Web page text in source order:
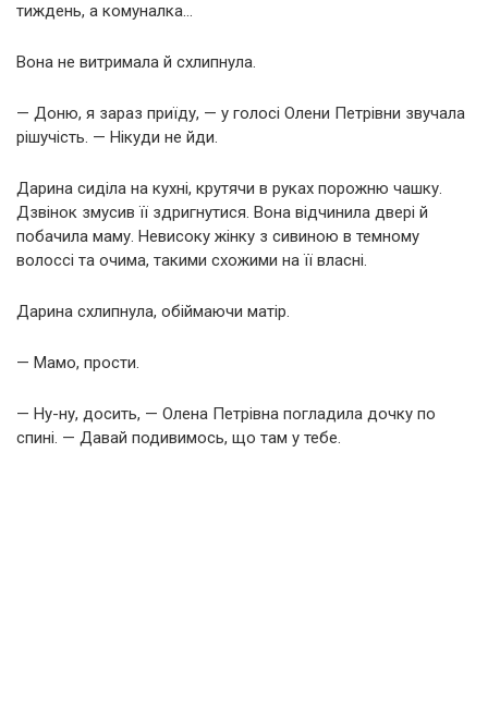
тиждень, а комуналка…
Вона не витримала й схлипнула.
— Доню, я зараз приїду, — у голосі Олени Петрівни звучала
рішучість. — Нікуди не йди.
Дарина сиділа на кухні, крутячи в руках порожню чашку.
Дзвінок змусив її здригнутися. Вона відчинила двері й
побачила маму. Невисоку жінку з сивиною в темному
волоссі та очима, такими схожими на її власні.
Дарина схлипнула, обіймаючи матір.
— Мамо, прости.
— Ну-ну, досить, — Олена Петрівна погладила дочку по
спині. — Давай подивимось, що там у тебе.